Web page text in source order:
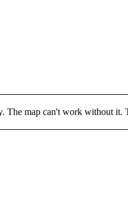
map can't work without it.